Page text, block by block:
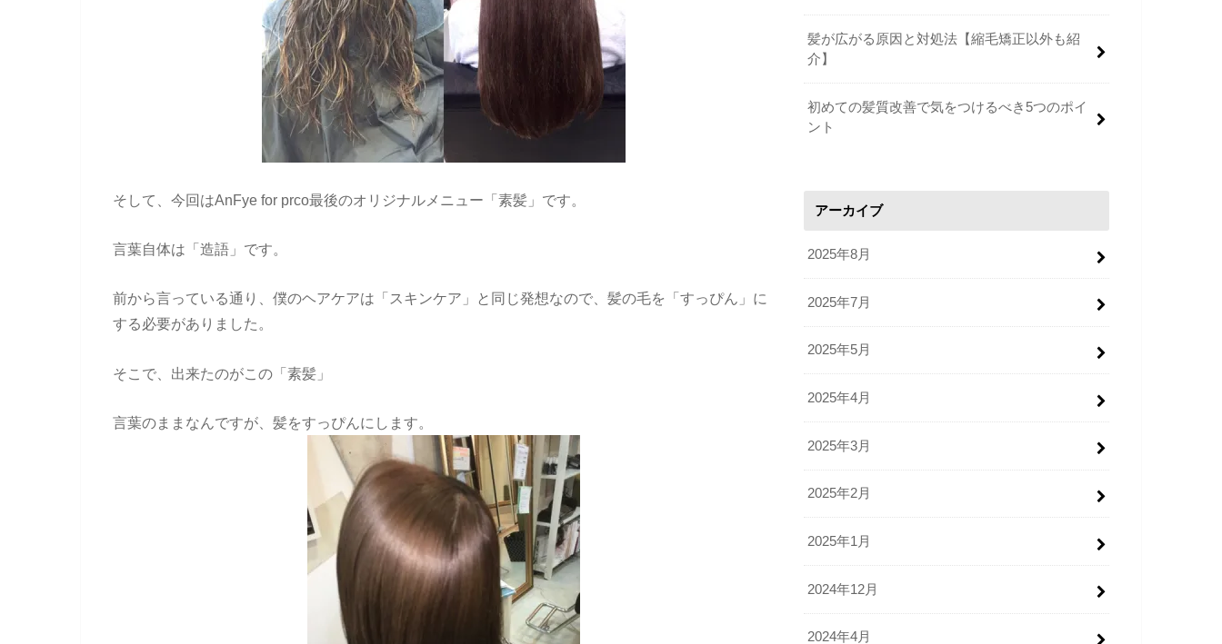
そして、今回はAnFye for prco最後のオリジナルメニュー「素髪」です。
言葉自体は「造語」です。
前から言っている通り、僕のヘアケアは「スキンケア」と同じ発想なので、髪の毛を「すっぴん」に
する必要がありました。
そこで、出来たのがこの「素髪」
言葉のままなんですが、髪をすっぴんにします。
髪が広がる原因と対処法【縮毛矯正以外も紹
介】
初めての髪質改善で気をつけるべき5つのポイ
ント
アーカイブ
2025年8月
2025年7月
2025年5月
2025年4月
2025年3月
2025年2月
2025年1月
2024年12月
2024年4月